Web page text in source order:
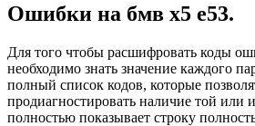
Ошибки на бмв х5 е53.
Для того чтобы расшифровать коды
необходимо знать значение каждого
полный список кодов, которые
продиагностировать наличие той или
полностью показывает строку